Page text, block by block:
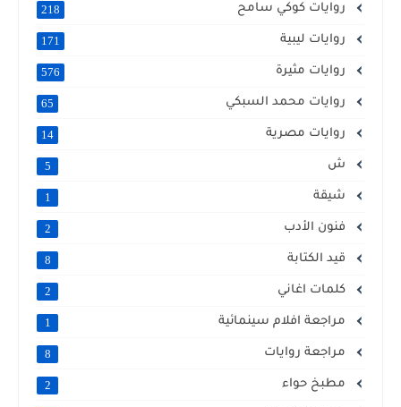
روايات كوكي سامح 218
روايات ليبية 171
روايات مثيرة 576
روايات محمد السبكي 65
روايات مصرية 14
ش 5
شيقة 1
فنون الأدب 2
قيد الكتابة 8
كلمات اغاني 2
مراجعة افلام سينمائية 1
مراجعة روايات 8
مطبخ حواء 2